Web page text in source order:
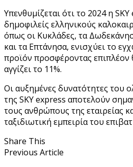
Υπενθυμίζεται ότι το 2024 η
δημοφιλείς ελληνικούς
όπως οι Κυκλάδες, τα
και τα Επτάνησα, ενισχύει το
προϊόν προσφέροντας επιπλέον
αγγίζει το 11%.
Οι αυξημένες δυνατότητες του
της SKY express αποτελούν
τους ανθρώπους της εταιρείας
ταξιδιωτική εμπειρία του
Share This
Previous Article